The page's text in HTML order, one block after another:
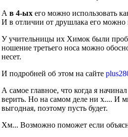
А в 4-ых его можно использовать
И в отличии от друшлака его можно
У учительницы их Химок были
ношение третьего носа можно
несет.
И подробней об этом на сайте
А самое главное, что когда я
верить. Но на самом деле ни х.... И
выгодная, поэтому пусть будет.
Хм... Возможно поможет если